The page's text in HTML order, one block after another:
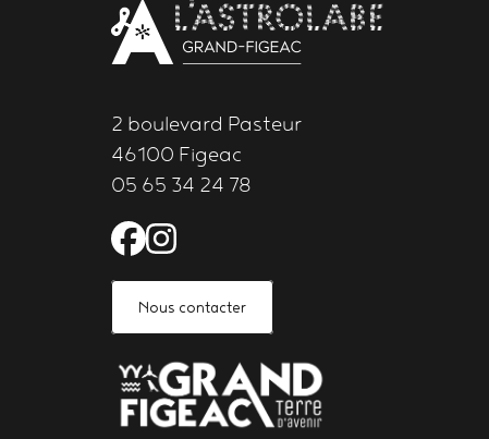
2 boulevard Pasteur
46100 Figeac
05 65 34 24 78
Facebook de l'Astrolabe
Instagram de
Nous contacter